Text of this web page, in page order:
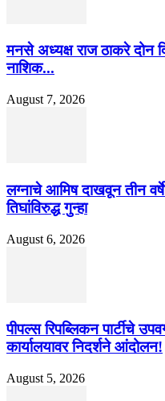
मनसे अध्यक्ष राज ठाकरे दोन
नाशिक...
August 7, 2026
लग्नाचे आमिष दाखवून तीन
तिघांविरुद्ध गुन्हा
August 6, 2026
पीपल्स रिपब्लिकन पार्टीचे
कार्यालयावर निदर्शने आंदोलन!
August 5, 2026